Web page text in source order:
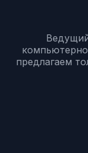
предлагаем